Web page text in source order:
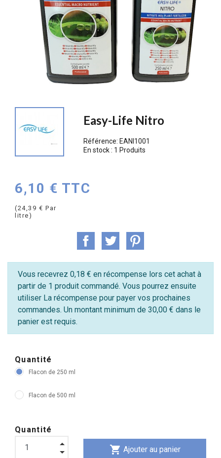
Easy-Life Nitro
Référence: EANI1001
En stock : 1 Produits
6,10 € TTC
(24,39 € Par
litre)
Vous recevrez 0,18 € en récompense lors cet achat à
partir de 1 produit commandé. Vous pourrez ensuite
utiliser La récompense pour payer vos prochaines
commandes. Un montant minimum de 30,00 € dans le
panier est requis.
Quantité
Flacon de 250 ml
Flacon de 500 ml
Quantité
shopping_cart Ajouter au panier